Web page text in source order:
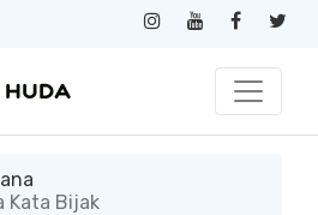
Kata Bijak